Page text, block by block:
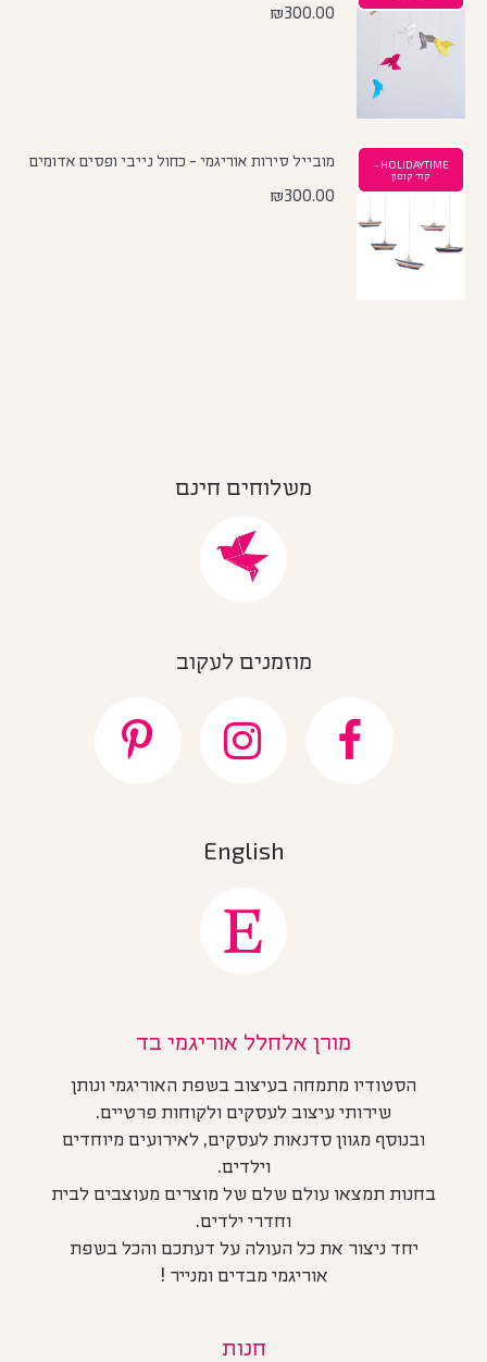
₪300.00
HOLIDAYTIME -
קוד קופון
מובייל סירות אוריגמי - כחול נייבי ופסים אדומים
₪300.00
משלוחים חינם
מוזמנים לעקוב
English
מורן אלחלל אוריגמי בד
הסטודיו מתמחה בעיצוב בשפת האוריגמי ונותן
שירותי עיצוב לעסקים ולקוחות פרטיים.
ובנוסף מגוון סדנאות לעסקים, לאירועים מיוחדים
וילדים.
בחנות תמצאו עולם שלם של מוצרים מעוצבים לבית
וחדרי ילדים.
יחד ניצור את כל העולה על דעתכם והכל בשפת
אוריגמי מבדים ומנייר !
חנות